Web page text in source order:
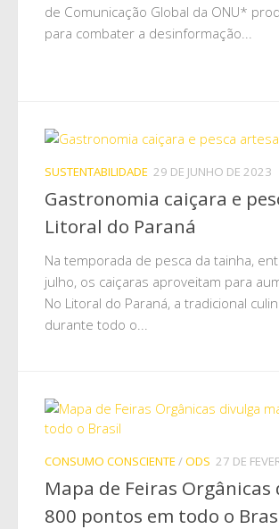
de Comunicação Global da ONU*
para combater a desinformação...
SUSTENTABILIDADE 29 DE JUNHO DE 2023
Gastronomia caiçara e
Litoral do Paraná
Na temporada de pesca da tainha,
julho, os caiçaras aproveitam para
No Litoral do Paraná, a tradicional
durante todo o...
CONSUMO CONSCIENTE/ODS 27 DE
Mapa de Feiras
800 pontos em todo o